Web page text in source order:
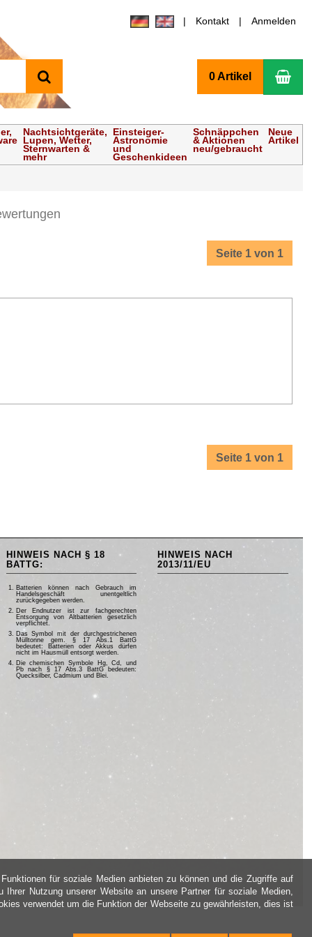
Kontakt Anmelden
0 Artikel
Nachtsichtgeräte,
Lupen, Wetter,
Sternwarten &
mehr
Einsteiger-
Astronomie
und
Geschenkideen
Schnäppchen
& Aktionen
neu/gebraucht
Neue
Artikel
Seite 1 von 1
Seite 1 von 1
HINWEIS NACH § 18
BATTG:
Batterien können nach Gebrauch im
Handelsgeschäft unentgeltlich
zurückgegeben werden.
Der Endnutzer ist zur fachgerechten
Entsorgung von Altbatterien gesetzlich
verpflichtet.
Das Symbol mit der durchgestrichenen
Mülltonne gem. § 17 Abs.1 BattG
bedeutet: Batterien oder Akkus dürfen
nicht im Hausmüll entsorgt werden.
Die chemischen Symbole Hg, Cd, und
Pb nach § 17 Abs.3 BattG bedeuten:
Quecksilber, Cadmium und Blei.
HINWEIS NACH
2013/11/EU
für soziale Medien anbieten zu können und die Zugriffe auf
Nutzung unserer Website an unsere Partner für soziale Medien,
verwendet um die Funktion der Webseite zu gewährleisten, dies ist